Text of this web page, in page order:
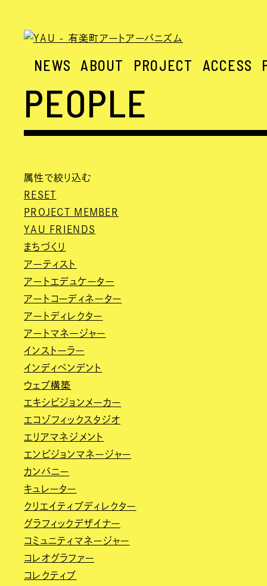
NEWS ABOUT PROJECT ACCESS
PEOPLE
属性で絞り込む
RESET
PROJECT MEMBER
YAU FRIENDS
まちづくり
アーティスト
アートエデュケーター
アートコーディネーター
アートディレクター
アートマネージャー
インストーラー
インディペンデント
ウェブ構築
エキシビジョンメーカー
エコゾフィックスタジオ
エリアマネジメント
エンビジョンマネージャー
カンパニー
キュレーター
クリエイティブディレクター
グラフィックデザイナー
コミュニティマネージャー
コレオグラファー
コレクティブ